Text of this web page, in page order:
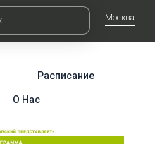
Москва
Расписание
О Нас